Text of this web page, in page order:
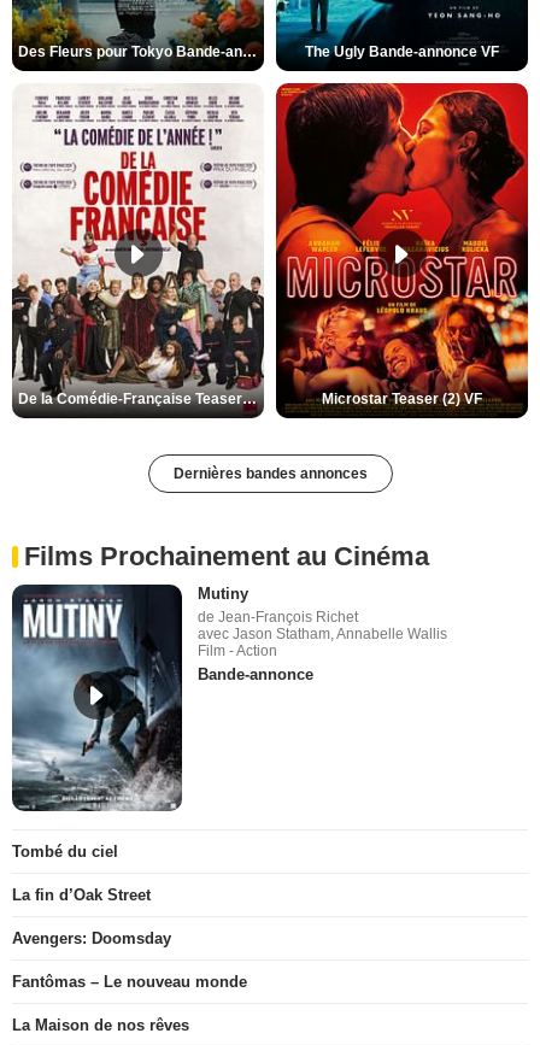
Des Fleurs pour Tokyo Bande-annonce VO STFR The Ugly Bande-annonce VF
De la Comédie-Française Teaser (3) VF Microstar Teaser (2) VF
Dernières bandes annonces
Films Prochainement au Cinéma
Mutiny
de Jean-François Richet
avec Jason Statham, Annabelle Wallis
Film - Action
Bande-annonce
Tombé du ciel
La fin d’Oak Street
Avengers: Doomsday
Fantômas – Le nouveau monde
La Maison de nos rêves